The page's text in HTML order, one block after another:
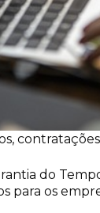
do
para os